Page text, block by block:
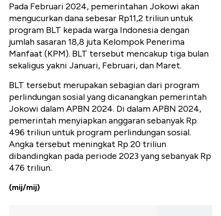
Pada Februari 2024, pemerintahan Jokowi akan
mengucurkan dana sebesar Rp11,2 triliun untuk
program BLT kepada warga Indonesia dengan
jumlah sasaran 18,8 juta Kelompok Penerima
Manfaat (KPM). BLT tersebut mencakup tiga bulan
sekaligus yakni Januari, Februari, dan Maret.
BLT tersebut merupakan sebagian dari program
perlindungan sosial yang dicanangkan pemerintah
Jokowi dalam APBN 2024. Di dalam APBN 2024,
pemerintah menyiapkan anggaran sebanyak Rp
496 triliun untuk program perlindungan sosial.
Angka tersebut meningkat Rp 20 triliun
dibandingkan pada periode 2023 yang sebanyak Rp
476 triliun.
(mij/mij)